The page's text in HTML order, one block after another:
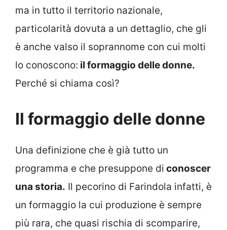
ma in tutto il territorio nazionale,
particolarità dovuta a un dettaglio, che gli
è anche valso il soprannome con cui molti
lo conoscono: il formaggio delle donne.
Perché si chiama così?
Il formaggio delle donne
Una definizione che è già tutto un
programma e che presuppone di conoscer
una storia. Il pecorino di Farindola infatti, è
un formaggio la cui produzione è sempre
più rara, che quasi rischia di scomparire,